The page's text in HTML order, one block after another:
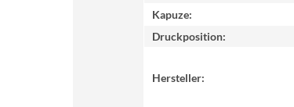
Kapuze:
Druckposition:
Hersteller: